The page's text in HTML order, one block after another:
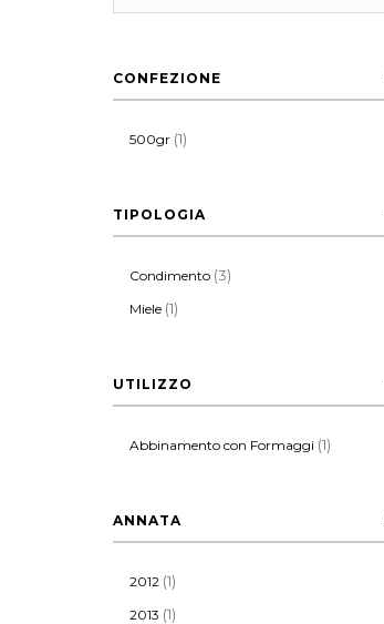
CONFEZIONE
500gr (1)
TIPOLOGIA
Condimento (3)
Miele (1)
UTILIZZO
Abbinamento con Formaggi (1)
ANNATA
2012 (1)
2013 (1)